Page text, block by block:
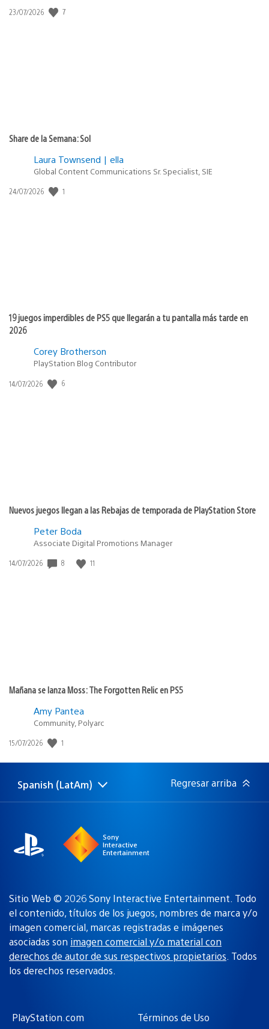
Fecha
23/07/2026 7
Share de la Semana: Sol
Laura Townsend | ella
Global Content Communications Sr. Specialist, SIE
Fecha
24/07/2026 1
19 juegos imperdibles de PS5 que llegarán a tu pantalla más tarde en
2026
Corey Brotherson
PlayStation Blog Contributor
Fecha
14/07/2026 6
Nuevos juegos llegan a las Rebajas de temporada de PlayStation Store
Peter Boda
Associate Digital Promotions Manager
Fecha
14/07/2026 8 11
Mañana se lanza Moss: The Forgotten Relic en PS5
Amy Pantea
Community, Polyarc
Fecha
publicación:
15/07/2026 1
Elige
una
Región
actual:
Spanish (LatAm) Regresar arriba
Sony
Interactive
Entertainment
Sitio Web © 2026 Sony Interactive Entertainment. Todo
el contenido, títulos de los juegos, nombres de marca y/o
imagen comercial, marcas registradas e imágenes
asociadas son imagen comercial y/o material con
derechos de autor de sus respectivos propietarios. Todos
los derechos reservados.
PlayStation.com Términos de Uso